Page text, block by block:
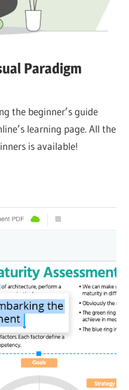
Paradigm
the beginner’s guide
learning page. All the
is available!